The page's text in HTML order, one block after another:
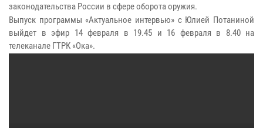
законодательства России в сфере оборота оружия.
Выпуск программы «Актуальное интервью» с Юлией Потаниной
выйдет в эфир 14 февраля в 19.45 и 16 февраля в 8.40 на
телеканале ГТРК «Ока».